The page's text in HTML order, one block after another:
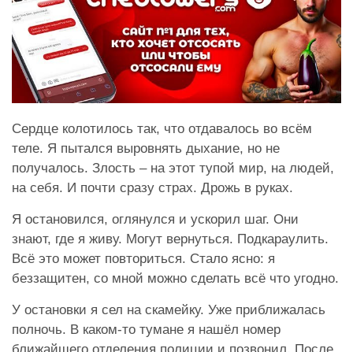
Сердце колотилось так, что отдавалось во всём
теле. Я пытался выровнять дыхание, но не
получалось. Злость – на этот тупой мир, на людей,
на себя. И почти сразу страх. Дрожь в руках.
Я остановился, оглянулся и ускорил шаг. Они
знают, где я живу. Могут вернуться. Подкараулить.
Всё это может повториться. Стало ясно: я
беззащитен, со мной можно сделать всё что угодно.
У остановки я сел на скамейку. Уже приближалась
полночь. В каком-то тумане я нашёл номер